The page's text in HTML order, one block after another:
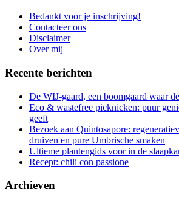
Bedankt voor je inschrijving!
Contacteer ons
Disclaimer
Over mij
Recente berichten
De WIJ-gaard, een boomgaard waar
Eco & wastefree picknicken: puur
geeft
Bezoek aan Quintosapore:
druiven en pure Umbrische smaken
Ultieme plantengids voor in de
Recept: chili con passione
Archieven